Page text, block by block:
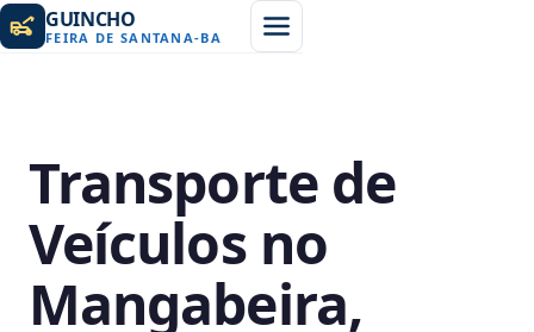
GUINCHO
FEIRA DE SANTANA-BA
Transporte de
Veículos no
Mangabeira,